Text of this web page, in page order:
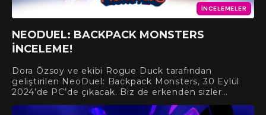
İNCELEMELER
NEODUEL: BACKPACK MONSTERS
İNCELEME!
Dora Özsoy ve ekibi Rogue Duck tarafından
geliştirilen NeoDuel: Backpack Monsters, 30 Eylül
2024’de PC’de çıkacak. Biz de erkenden sizler…